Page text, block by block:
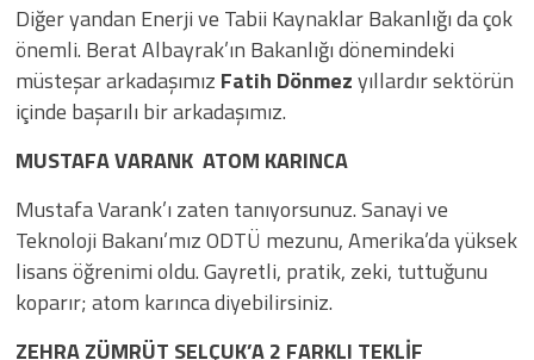
Diğer yandan Enerji ve Tabii Kaynaklar Bakanlığı da çok
önemli. Berat Albayrak’ın Bakanlığı dönemindeki
müsteşar arkadaşımız Fatih Dönmezyıllardır sektörün
içinde başarılı bir arkadaşımız.
MUSTAFA VARANK ATOM KARINCA
Mustafa Varank’ı zaten tanıyorsunuz. Sanayi ve
Teknoloji Bakanı’mız ODTÜ mezunu, Amerika’da yüksek
lisans öğrenimi oldu. Gayretli, pratik, zeki, tuttuğunu
koparır; atom karınca diyebilirsiniz.
ZEHRA ZÜMRÜT SELÇUK’A 2 FARKLI TEKLİF